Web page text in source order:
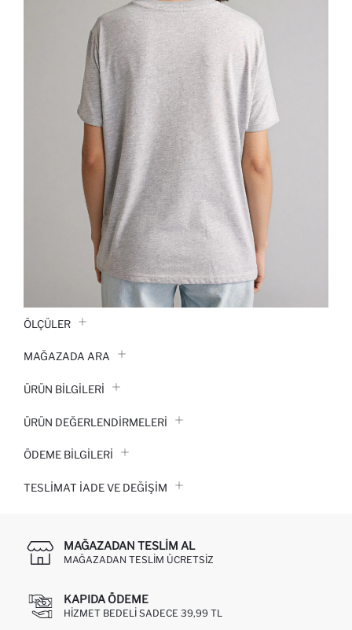
ÖLÇÜLER
MAĞAZADA ARA
ÜRÜN BILGILERI
ÜRÜN DEĞERLENDİRMELERİ
ÖDEME BİLGİLERİ
TESLIMAT İADE VE DEĞIŞIM
MAĞAZADAN TESLIM AL
MAĞAZADAN TESLIM ÜCRETSIZ
KAPIDA ÖDEME
HIZMET BEDELI SADECE 39,99 TL